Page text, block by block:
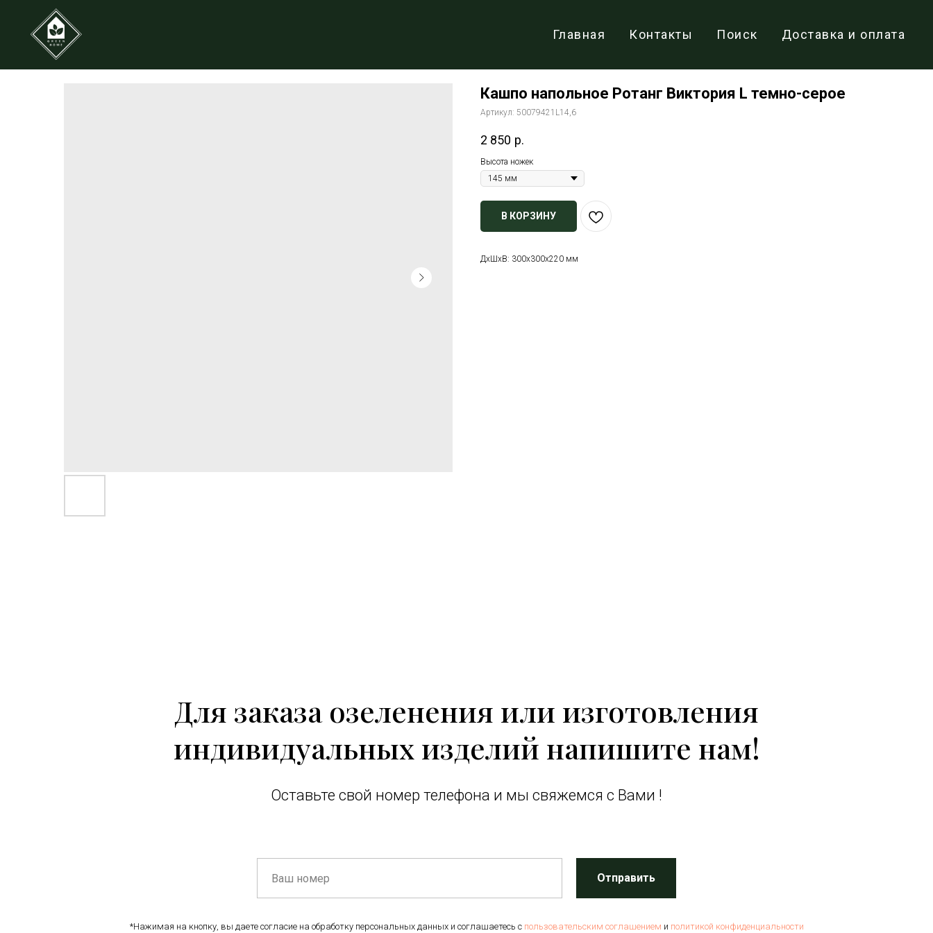
Главная Контакты Поиск Доставка и оплата
Кашпо напольное Ротанг Виктория L темно-серое
Артикул: 50079421L14,6
2 850 р.
Высота ножек
В КОРЗИНУ
ДxШxВ: 300x300x220 мм
Для заказа озеленения или изготовления
индивидуальных изделий напишите нам!
Оставьте свой номер телефона и мы свяжемся с Вами !
Отправить
*Нажимая на кнопку, вы даете согласие на обработку персональных данных и соглашаетесь c пользовательским соглашением и политикой конфиденциальности